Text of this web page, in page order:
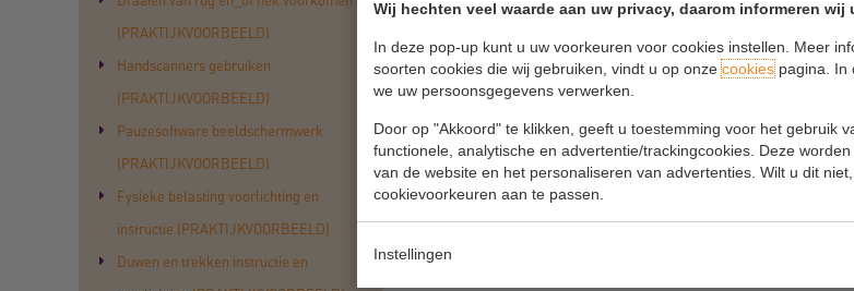
Wij hechten veel waarde aan uw privacy, daarom informeren
In deze pop-up kunt u uw voorkeuren voor cookies instellen. Meer
soorten cookies die wij gebruiken, vindt u op onzecookiespagina. In
we uw persoonsgegevens verwerken.
Door op "Akkoord" te klikken, geeft u toestemming voor het gebruik
functionele, analytische en advertentie/trackingcookies. Deze
van de website en het personaliseren van advertenties. Wilt u dit
cookievoorkeuren aan te passen.
Instellingen
(PRAKTIJKVOORBEELD)
Handscanners gebruiken
(PRAKTIJKVOORBEELD)
Pauzesoftware beeldschermwerk
(PRAKTIJKVOORBEELD)
Fysieke belasting voorlichting en
instructie (PRAKTIJKVOORBEELD)
Duwen en trekken instructie en
Print dit artikel E-mail dit artikel